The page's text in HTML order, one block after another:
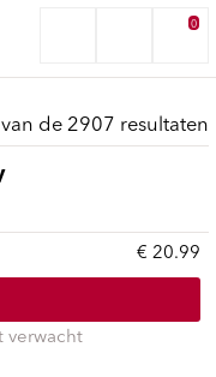
0
de 2907 resultaten
€ 20.99
verwacht